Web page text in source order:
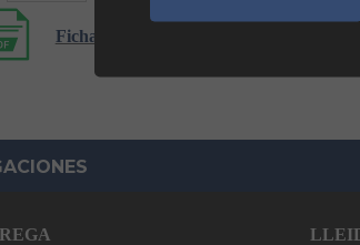
Ficha producto KRIPSOL ATLANTIS